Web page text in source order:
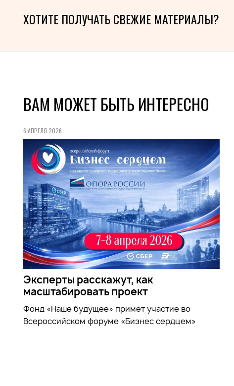
ХОТИТЕ ПОЛУЧАТЬ СВЕЖИЕ МАТЕРИАЛЫ?
ВАМ МОЖЕТ БЫТЬ ИНТЕРЕСНО
6 АПРЕЛЯ 2026
Эксперты расскажут, как
масштабировать проект
Фонд «Наше будущее» примет участие во
Всероссийском форуме «Бизнес сердцем»